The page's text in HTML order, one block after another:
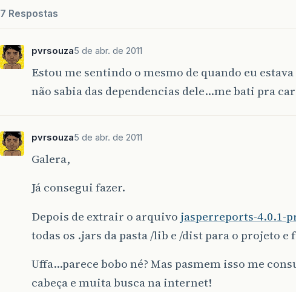
7 Respostas
pvrsouza5 de abr. de 2011
Estou me sentindo o mesmo de quando eu
não sabia das dependencias dele…me bati pra
pvrsouza5 de abr. de 2011
Galera,
Já consegui fazer.
Depois de extrair o arquivo jasperreports-4.0.1-
todas os .jars da pasta /lib e /dist para o projeto
Uffa…parece bobo né? Mas pasmem isso me
cabeça e muita busca na internet!